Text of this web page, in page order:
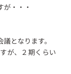
・・・
となります。
が、２期くらい